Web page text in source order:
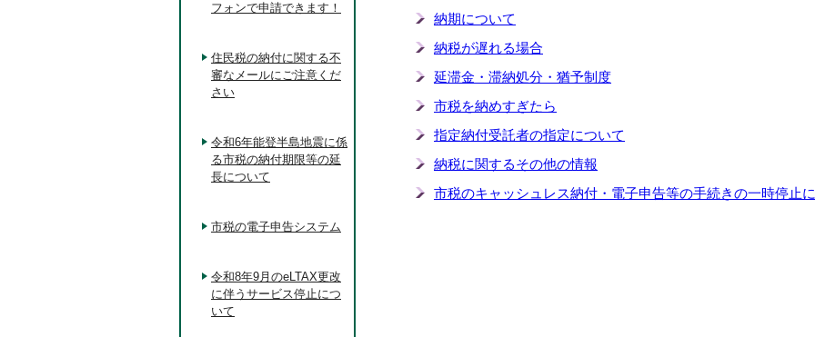
納期について
納税が遅れる場合
延滞金・滞納処分・猶予制度
市税を納めすぎたら
指定納付受託者の指定について
納税に関するその他の情報
市税のキャッシュレス納付・電子申告等の手続きの一時停止
フォンで申請できます！
住民税の納付に関する不
審なメールにご注意くだ
さい
令和6年能登半島地震に係
る市税の納付期限等の延
長について
市税の電子申告システム
令和8年9月のeLTAX更改
に伴うサービス停止につ
いて